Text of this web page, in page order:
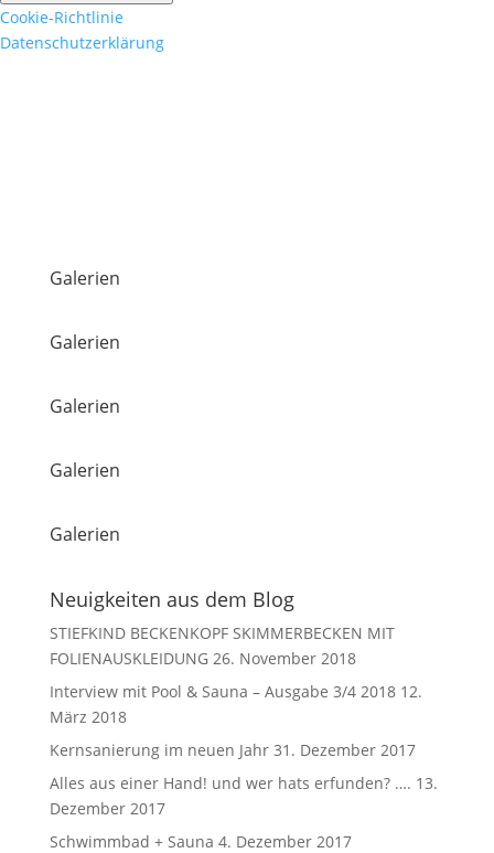
Cookie-Richtlinie
Datenschutzerklärung
Galerien
Galerien
Galerien
Galerien
Galerien
Neuigkeiten aus dem Blog
STIEFKIND BECKENKOPF SKIMMERBECKEN MIT
FOLIENAUSKLEIDUNG 26. November 2018
Interview mit Pool & Sauna – Ausgabe 3/4 2018 12.
März 2018
Kernsanierung im neuen Jahr 31. Dezember 2017
Alles aus einer Hand! und wer hats erfunden? …. 13.
Dezember 2017
Schwimmbad + Sauna 4. Dezember 2017